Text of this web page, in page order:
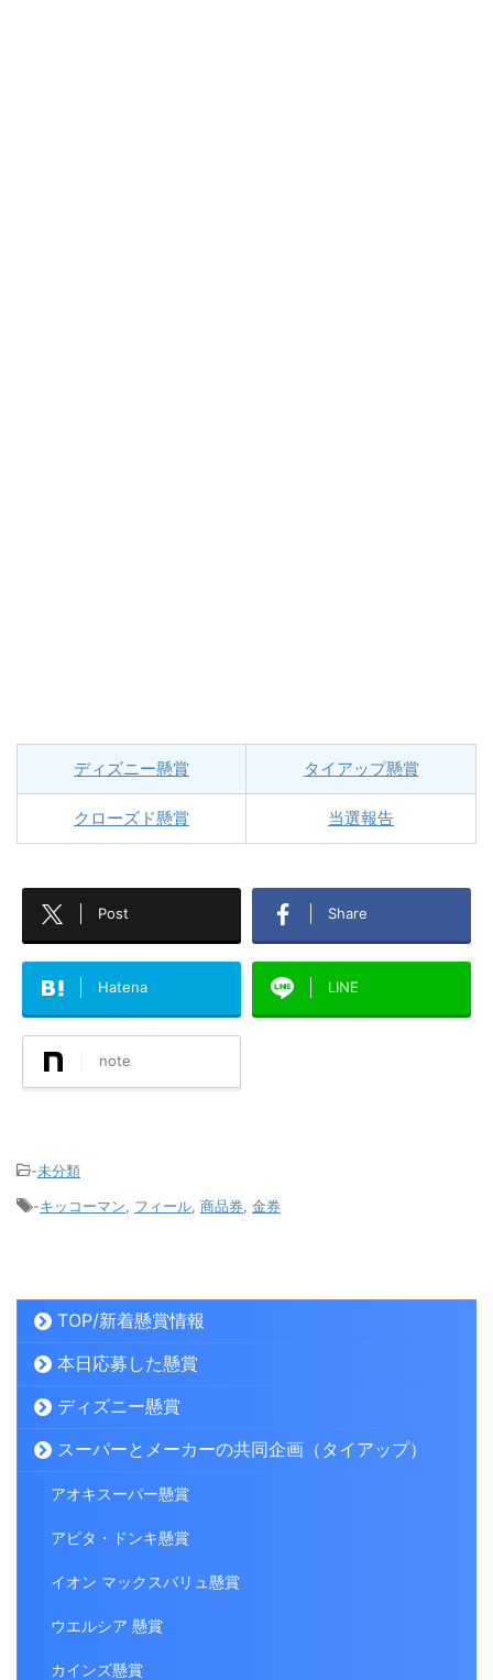
ディズニー懸賞 タイアップ懸賞
クローズド懸賞 当選報告
Post Share
Hatena LINE
note
-未分類
-キッコーマン フィール 商品券 金券
TOP/新着懸賞情報
本日応募した懸賞
ディズニー懸賞
スーパーとメーカーの共同企画（タイアップ）
アオキスーパー懸賞
アピタ・ドンキ懸賞
イオン マックスバリュ懸賞
ウエルシア 懸賞
カインズ懸賞